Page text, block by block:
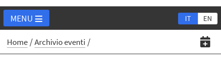
IT EN
MENU
Home Archivio eventi